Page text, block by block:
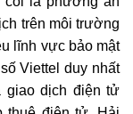
trên môi trường
lĩnh vực bảo mật
Viettel duy nhất
giao dịch điện tử